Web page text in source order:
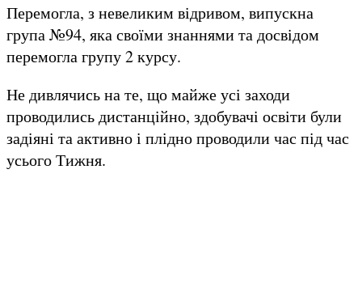
Перемогла, з невеликим відривом, випускна
група №94, яка своїми знаннями та досвідом
перемогла групу 2 курсу.
Не дивлячись на те, що майже усі заходи
проводились дистанційно, здобувачі освіти були
задіяні та активно і плідно проводили час під час
усього Тижня.